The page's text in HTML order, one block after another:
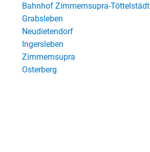
Bahnhof Zimmernsupra-Töttelstädt
Grabsleben
Neudietendorf
Ingersleben
Zimmernsupra
Osterberg